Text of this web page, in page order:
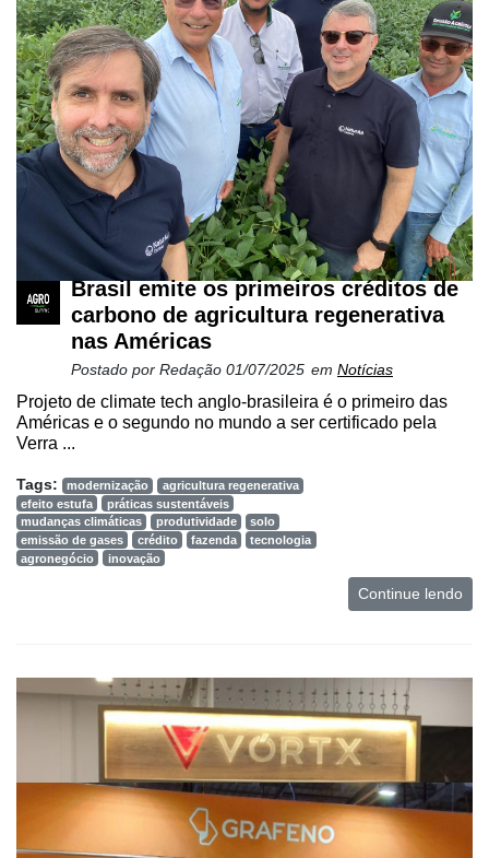
Brasil emite os primeiros créditos de
carbono de agricultura regenerativa
nas Américas
Postado por Redação 01/07/2025 em Notícias
Projeto de climate tech anglo-brasileira é o primeiro das
Américas e o segundo no mundo a ser certificado pela
Verra ...
Tags: modernização
agricultura regenerativa
efeito estufa
práticas sustentáveis
mudanças climáticas
produtividade
solo
emissão de gases
crédito fazenda
tecnologia
agronegócio
inovação
Continue lendo